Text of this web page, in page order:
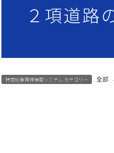
２項道路
特定紛争案件検索システム カテゴリー 全部